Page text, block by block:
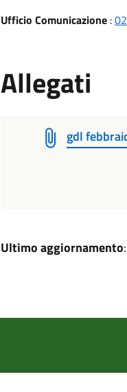
Ufficio Comunicazione:
Allegati
gdl
Ultimo aggiornamento